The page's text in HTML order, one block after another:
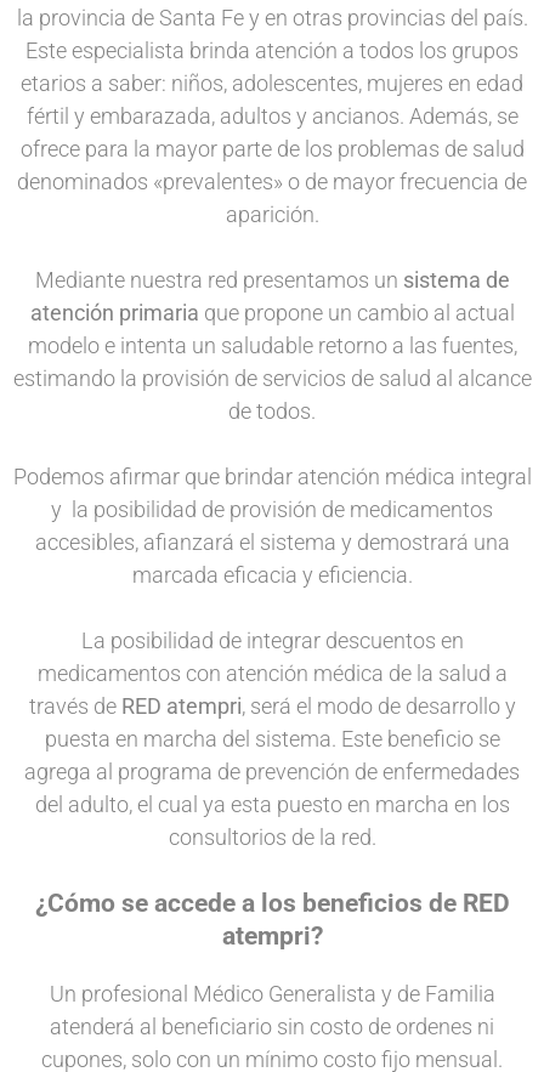
la provincia de Santa Fe y en otras provincias del país.
Este especialista brinda atención a todos los grupos
etarios a saber: niños, adolescentes, mujeres en edad
fértil y embarazada, adultos y ancianos. Además, se
ofrece para la mayor parte de los problemas de salud
denominados «prevalentes» o de mayor frecuencia de
aparición.
Mediante nuestra red presentamos un sistema de
atención primaria que propone un cambio al actual
modelo e intenta un saludable retorno a las fuentes,
estimando la provisión de servicios de salud al alcance
de todos.
Podemos afirmar que brindar atención médica integral
y la posibilidad de provisión de medicamentos
accesibles, afianzará el sistema y demostrará una
marcada eficacia y eficiencia.
La posibilidad de integrar descuentos en
medicamentos con atención médica de la salud a
través de RED atempri, será el modo de desarrollo y
puesta en marcha del sistema. Este beneficio se
agrega al programa de prevención de enfermedades
del adulto, el cual ya esta puesto en marcha en los
consultorios de la red.
¿Cómo se accede a los beneficios de RED
atempri?
Un profesional Médico Generalista y de Familia
atenderá al beneficiario sin costo de ordenes ni
cupones, solo con un mínimo costo fijo mensual.